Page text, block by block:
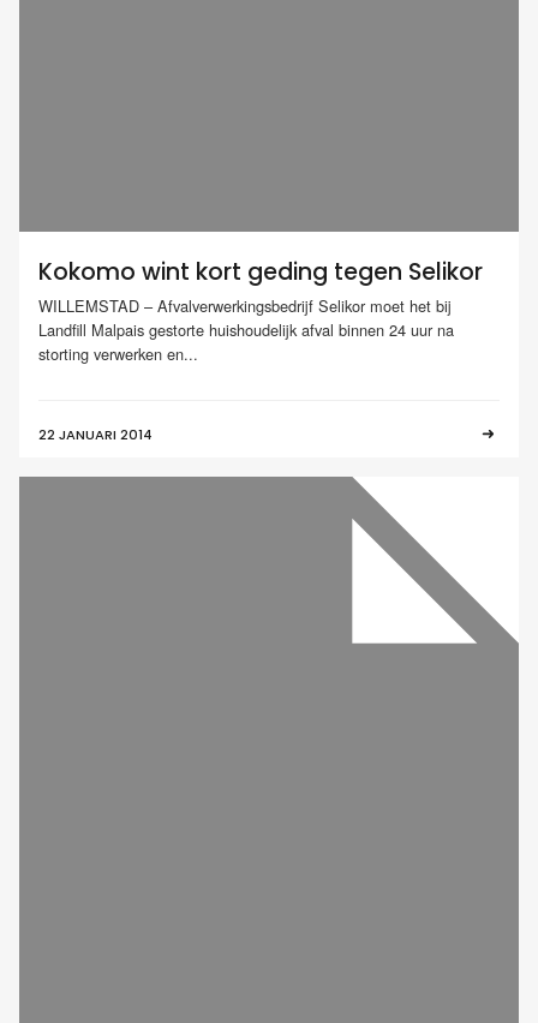
Kokomo wint kort geding tegen Selikor
WILLEMSTAD – Afvalverwerkingsbedrijf Selikor moet het bij
Landfill Malpais gestorte huishoudelijk afval binnen 24 uur na
storting verwerken en...
22 JANUARI 2014